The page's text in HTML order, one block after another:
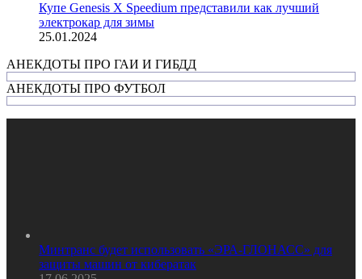
Купе Genesis X Speedium представили как лучший
электрокар для зимы
25.01.2024
АНЕКДОТЫ ПРО ГАИ И ГИБДД
АНЕКДОТЫ ПРО ФУТБОЛ
Минтранс будет использовать «ЭРА-ГЛОНАСС» для
защиты машин от кибератак